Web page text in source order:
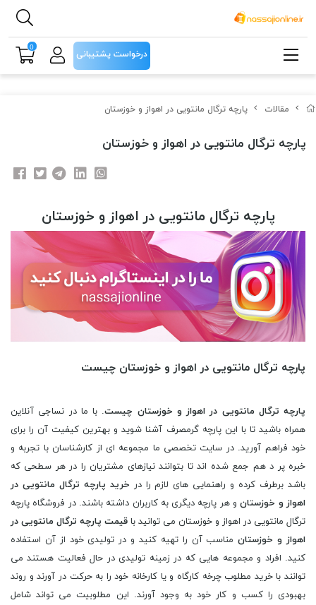
مقالات پارچه ترگال مانتویی در اهواز و خوزستان
پارچه ترگال مانتویی در اهواز و خوزستان
پارچه ترگال مانتویی در اهواز و خوزستان
پارچه ترگال مانتویی در اهواز و خوزستان چیست
پارچه ترگال مانتویی در اهواز و خوزستان چیست. با ما در نساجی آنلاین
همراه باشید تا با این پارچه گرمصرف آشنا شوید و بهترین کیفیت آن را برای
خود فراهم آورید. در سایت تخصصی ما مجموعه ای از کارشناسان با تجربه و
خبره پر د هم جمع شده اند تا بتوانند نیازهای مشتریان را در هر سطحی که
باشد برطرف کرده و راهنمایی های لازم را در خرید پارچه ترگال مانتویی در
اهواز و خوزستانو هر پارچه دیگری به کاربران داشته باشند. در فروشگاه پارچه
ترگال مانتویی در اهواز و خوزستان می توانید با قیمت پارچه ترگال مانتویی در
اهواز و خوزستانمناسب آن را تهیه کنید و در تولیدی خود از آن استفاده
کنید. افراد و مجموعه هایی که در زمینه تولیدی در حال فعالیت هستند می
توانند با خرید مطلوب چرخه کارگاه و یا کارخانه خود را به حرکت در آورند و روند
بهبودی را کسب و کار خود به وجود آورند. این مطلوبیت می تواند شامل
درخواست پشتیبانی
0